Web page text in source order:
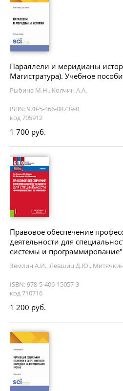
Параллели и меридианы
Магистратура). Учебное
Рыбина М.Н., Колчин А.А.
ISBN: 978-5-466-08739-0
код 705912
1 700 руб.
Правовое обеспечение
деятельности для
системы и
Землин А.И., Левшиц Д.Ю.,
ISBN: 978-5-406-15057-3
код 710716
1 200 руб.